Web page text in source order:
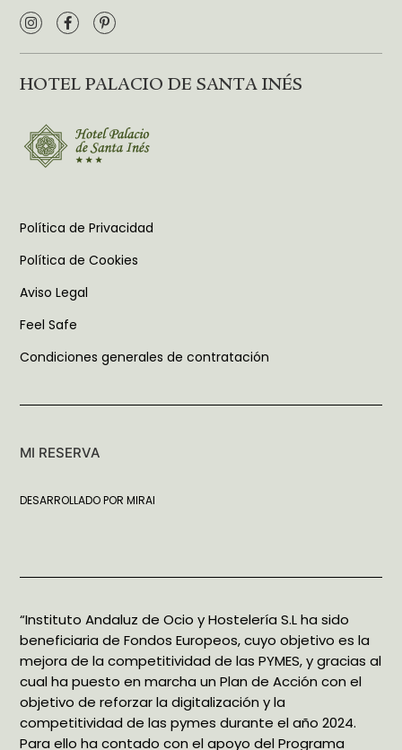
HOTEL PALACIO DE SANTA INÉS
Política de Privacidad
Política de Cookies
Aviso Legal
Feel Safe
Condiciones generales de contratación
MI RESERVA
DESARROLLADO PORMIRAI
“Instituto Andaluz de Ocio y Hostelería S.L ha sido
beneficiaria de Fondos Europeos, cuyo objetivo es la
mejora de la competitividad de las PYMES, y gracias al
cual ha puesto en marcha un Plan de Acción con el
objetivo de reforzar la digitalización y la
competitividad de las pymes durante el año 2024.
Para ello ha contado con el apoyo del Programa